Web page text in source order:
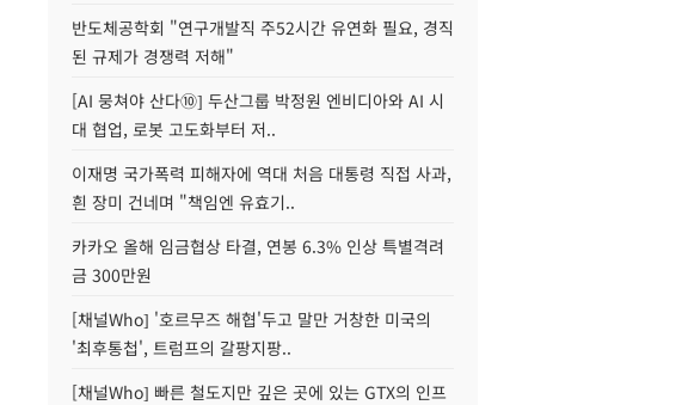
반도체공학회 "연구개발직 주52시간 유연화 필요, 경직
된 규제가 경쟁력 저해"
[AI 뭉쳐야 산다⑩] 두산그룹 박정원 엔비디아와 AI 시
대 협업, 로봇 고도화부터 저..
이재명 국가폭력 피해자에 역대 처음 대통령 직접 사과,
흰 장미 건네며 "책임엔 유효기..
카카오 올해 임금협상 타결, 연봉 6.3% 인상 특별격려
금 300만원
[채널Who] '호르무즈 해협'두고 말만 거창한 미국의
'최후통첩', 트럼프의 갈팡지팡..
[채널Who] 빠른 철도지만 깊은 곳에 있는 GTX의 인프